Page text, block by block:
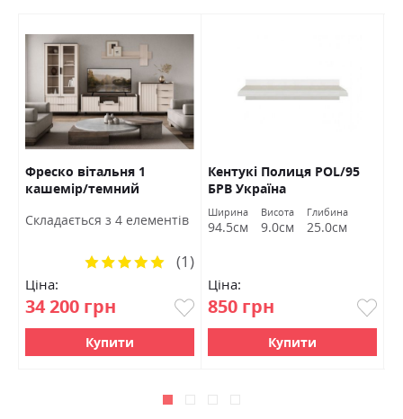
Фреско вітальня 1
кашемір/темний
Cкладається з 4 елементів
Ціна:
34 200 грн
Рейтинг:
(1)
Купити
Кентукі Полиця POL/95
БРВ Україна
Ширина
94.5см
Висота
9.0см
Глибина
25.0см
Ціна:
850 грн
Купити